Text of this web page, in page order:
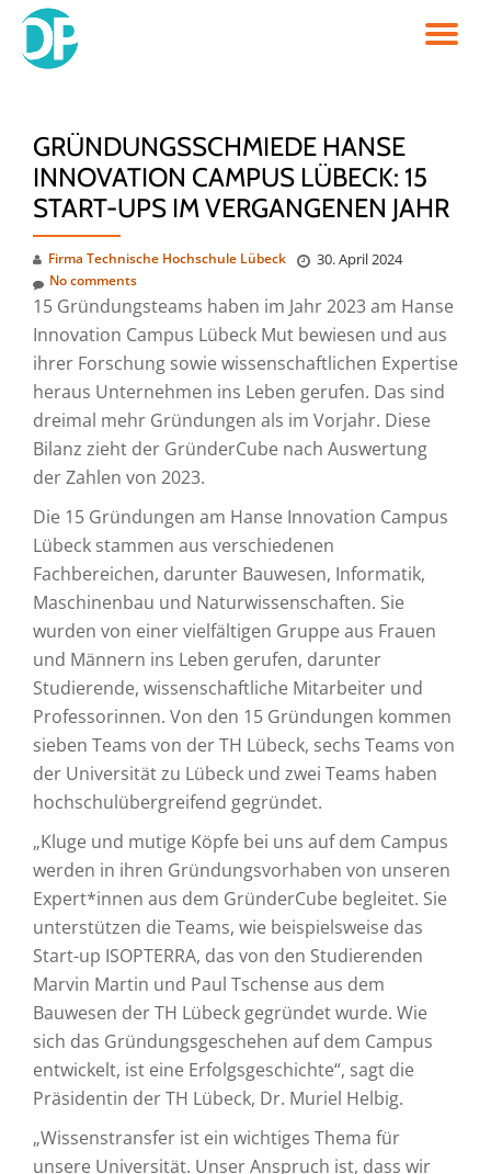
Skip
GRÜNDUNGSSCHMIEDE HANSE
INNOVATION CAMPUS LÜBECK: 15
START-UPS IM VERGANGENEN JAHR
Firma Technische Hochschule Lübeck 30. April 2024
No comments
15 Gründungsteams haben im Jahr 2023 am Hanse
Innovation Campus Lübeck Mut bewiesen und aus
ihrer Forschung sowie wissenschaftlichen Expertise
heraus Unternehmen ins Leben gerufen. Das sind
dreimal mehr Gründungen als im Vorjahr. Diese
Bilanz zieht der GründerCube nach Auswertung
der Zahlen von 2023.
Die 15 Gründungen am Hanse Innovation Campus
Lübeck stammen aus verschiedenen
Fachbereichen, darunter Bauwesen, Informatik,
Maschinenbau und Naturwissenschaften. Sie
wurden von einer vielfältigen Gruppe aus Frauen
und Männern ins Leben gerufen, darunter
Studierende, wissenschaftliche Mitarbeiter und
Professorinnen. Von den 15 Gründungen kommen
sieben Teams von der TH Lübeck, sechs Teams von
der Universität zu Lübeck und zwei Teams haben
hochschulübergreifend gegründet.
„Kluge und mutige Köpfe bei uns auf dem Campus
werden in ihren Gründungsvorhaben von unseren
Expert*innen aus dem GründerCube begleitet. Sie
unterstützen die Teams, wie beispielsweise das
Start-up ISOPTERRA, das von den Studierenden
Marvin Martin und Paul Tschense aus dem
Bauwesen der TH Lübeck gegründet wurde. Wie
sich das Gründungsgeschehen auf dem Campus
entwickelt, ist eine Erfolgsgeschichte“, sagt die
Präsidentin der TH Lübeck, Dr. Muriel Helbig.
„Wissenstransfer ist ein wichtiges Thema für
unsere Universität. Unser Anspruch ist, dass wir